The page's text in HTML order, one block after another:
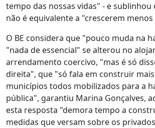
tempo das nossas vidas" - e sublinhou
não é equivalente a "crescerem
O BE considera que "pouco muda na
"nada de essencial" se alterou no
arrendamento coercivo, "mas é só
direita", que "só fala em construir
municípios todos mobilizados para a
pública", garantiu Marina Gonçalves,
esta resposta "demora tempo a
medidas que versam sobre os